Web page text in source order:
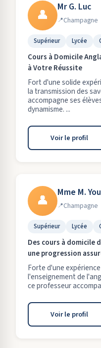
👤 Mr G. Luc
Champagne
Supérieur Lycée
Cours à Domicile
à Votre Réussite
Fort d'une solide
la transmission des
accompagne ses
dynamisme. ...
Voir le profil
👤 Mme M.
Champagne
Supérieur Lycée
Des cours à domicile
une progression
Forte d'une
l'enseignement de
ce professeur
Voir le profil